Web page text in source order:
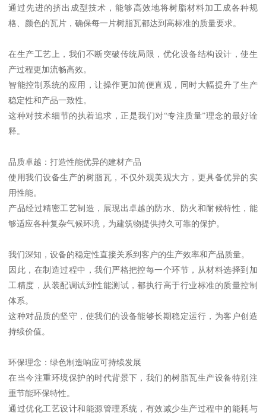
通过先进的挤出成型技术，能够高效地将树脂材料加工成各种规
格、颜色的瓦片，确保每一片树脂瓦都达到高标准的质量要求。
在生产工艺上，我们不断突破传统局限，优化设备结构设计，使生
产过程更加流畅高效。
智能控制系统的应用，让操作更加简便直观，同时大幅提升了生产
稳定性和产品一致性。
这种对技术细节的执着追求，正是我们对“专注质量”理念的最好诠
释。
品质卓越：打造性能优异的建材产品
使用我们设备生产的树脂瓦，不仅外观美观大方，更具备优异的实
用性能。
产品经过精密工艺制造，展现出卓越的防水、防火和耐候特性，能
够适应各种复杂气候环境，为建筑物提供持久可靠的保护。
我们深知，设备的稳定性直接关系到客户的生产效率和产品质量。
因此，在制造过程中，我们严格把控每一个环节，从材料选择到加
工精度，从装配调试到性能测试，都执行高于行业标准的质量控制
体系。
这种对品质的坚守，使我们的设备能够长期稳定运行，为客户创造
持续价值。
环保理念：绿色制造响应可持续发展
在当今注重环境保护的时代背景下，我们的树脂瓦生产设备特别注
重节能环保特性。
通过优化工艺设计和能源管理系统，有效减少生产过程中的能耗与